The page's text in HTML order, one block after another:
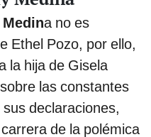
a no es
Ethel Pozo, por ello,
la hija de Gisela
las constantes
declaraciones,
de la polémica